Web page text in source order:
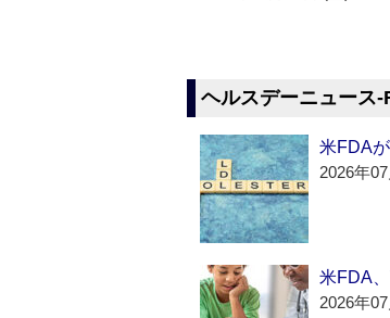
ヘルスデーニュース
米FDA
2026年
米FDA
2026年